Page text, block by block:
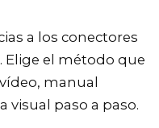
a los conectores
Elige el método que
manual
visual paso a paso.